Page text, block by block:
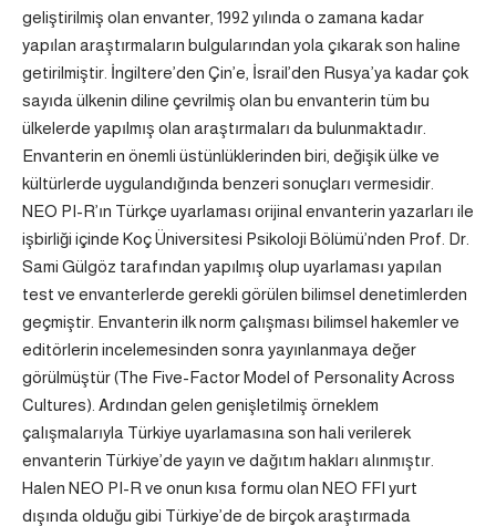
geliştirilmiş olan envanter, 1992 yılında o zamana kadar
yapılan araştırmaların bulgularından yola çıkarak son haline
getirilmiştir. İngiltere’den Çin’e, İsrail’den Rusya’ya kadar çok
sayıda ülkenin diline çevrilmiş olan bu envanterin tüm bu
ülkelerde yapılmış olan araştırmaları da bulunmaktadır.
Envanterin en önemli üstünlüklerinden biri, değişik ülke ve
kültürlerde uygulandığında benzeri sonuçları vermesidir.
NEO PI-R’ın Türkçe uyarlaması orijinal envanterin yazarları ile
işbirliği içinde Koç Üniversitesi Psikoloji Bölümü’nden Prof. Dr.
Sami Gülgöz tarafından yapılmış olup uyarlaması yapılan
test ve envanterlerde gerekli görülen bilimsel denetimlerden
geçmiştir. Envanterin ilk norm çalışması bilimsel hakemler ve
editörlerin incelemesinden sonra yayınlanmaya değer
görülmüştür (The Five-Factor Model of Personality Across
Cultures). Ardından gelen genişletilmiş örneklem
çalışmalarıyla Türkiye uyarlamasına son hali verilerek
envanterin Türkiye’de yayın ve dağıtım hakları alınmıştır.
Halen NEO PI-R ve onun kısa formu olan NEO FFI yurt
dışında olduğu gibi Türkiye’de de birçok araştırmada